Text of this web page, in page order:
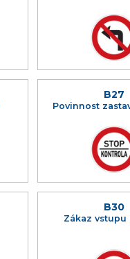
B27
Povinnost
B30
Zákaz vstupu